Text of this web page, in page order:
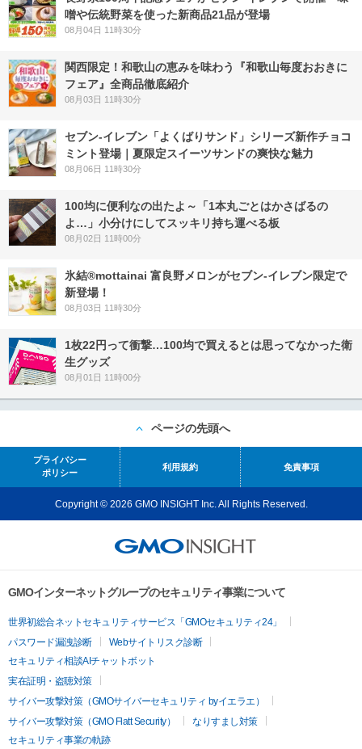
噌や伝統野菜を使った新商品21品が登場
08月04日 11時30分
関西限定！和歌山の恵みを味わう『和歌山毎度おおきに
フェア』全商品徹底紹介
08月03日 11時30分
セブン‐イレブン「よくばりサンド」シリーズ新作チョコ
ミント登場｜夏限定スイーツサンドの爽快な魅力
08月06日 11時30分
100均に便利なの出たよ～「1本丸ごとはかさばるの
よ…」小分けにしてスッキリ持ち運べる板
08月02日 11時00分
氷結®mottainai 富良野メロンがセブン‐イレブン限定で
新登場！
08月03日 11時30分
1枚22円って衝撃…100均で買えるとは思ってなかった衛
生グッズ
08月01日 11時00分
ページの先頭へ
プライバシー
ポリシー
利用規約 免責事項
Copyright © 2026 GMO INSIGHT Inc. All Rights Reserved.
GMOインターネットグループのセキュリティ事業について
世界初総合ネットセキュリティサービス「GMOセキュリティ24」
パスワード漏洩診断
Webサイトリスク診断
セキュリティ相談AIチャットボット
実在証明・盗聴対策
サイバー攻撃対策（GMOサイバーセキュリティ byイエラエ）
サイバー攻撃対策（GMO Flatt Security）
なりすまし対策
セキュリティ事業の軌跡